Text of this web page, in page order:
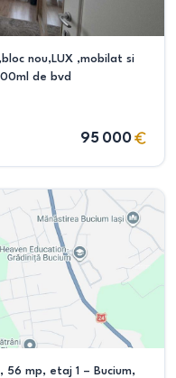
nou,LUX ,mobilat si
de bvd
95 000
mp, etaj 1 – Bucium,